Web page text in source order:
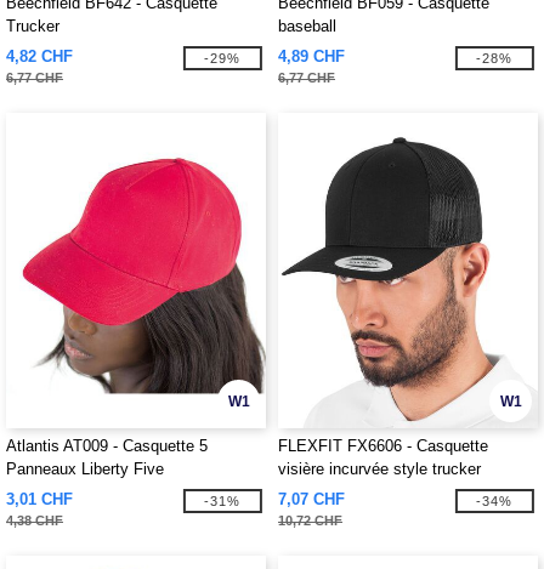
Trucker
4,82 CHF
6,77 CHF
-29%
baseball
4,89 CHF
6,77 CHF
-28%
W1
Atlantis AT009 - Casquette 5
Panneaux Liberty Five
3,01 CHF
4,38 CHF
-31%
W1
FLEXFIT FX6606 - Casquette
visière incurvée style trucker
7,07 CHF
10,72 CHF
-34%